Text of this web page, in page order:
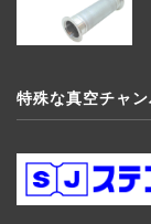
特殊な真空チャン